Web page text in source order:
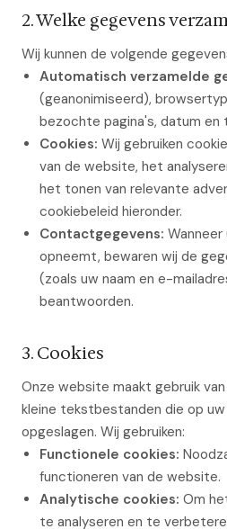
2. Welke gegevens
Wij kunnen de volgende
Automatisch verzamelde
(geanonimiseerd),
bezochte pagina's, datum en
Cookies: Wij gebruiken
van de website, het
het tonen van relevante
cookiebeleid hieronder.
Contactgegevens:
opneemt, bewaren wij de
(zoals uw naam en e-
beantwoorden.
3. Cookies
Onze website maakt gebruik
kleine tekstbestanden die op
opgeslagen. Wij gebruiken:
Functionele cookies:
functioneren van de website.
Analytische cookies: Om
te analyseren en te